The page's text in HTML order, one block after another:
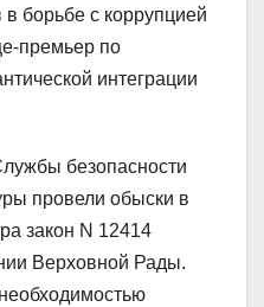
борьбе с коррупцией
премьер по
интеграции
безопасности
провели обыски в
закон N 12414
Верховной Рады.